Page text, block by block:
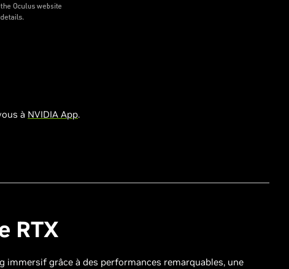
à NVIDIA App.
RTX
grâce à des performances remarquables, une